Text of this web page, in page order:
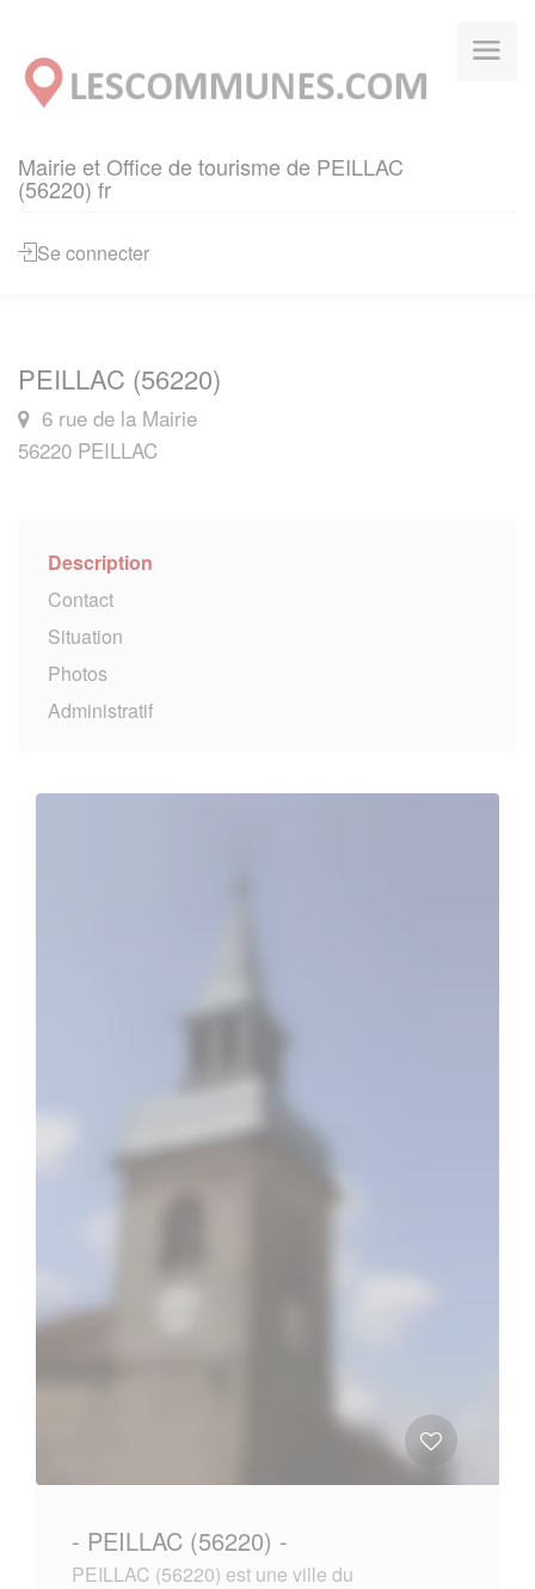
Mairie et Office de tourisme de PEILLAC
(56220) fr
Se connecter
PEILLAC (56220)
6 rue de la Mairie
56220 PEILLAC
Description
Contact
Situation
Photos
Administratif
- PEILLAC (56220) -
PEILLAC (56220) est une ville du